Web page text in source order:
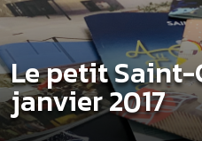
Le petit Saint-
janvier 2017